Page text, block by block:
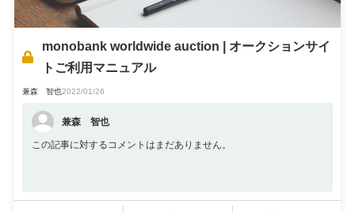
monobank worldwide auction | オークションサイ
トご利用マニュアル
兼森 智也2022/01/26
兼森 智也
この記事に対するコメントはまだありません。